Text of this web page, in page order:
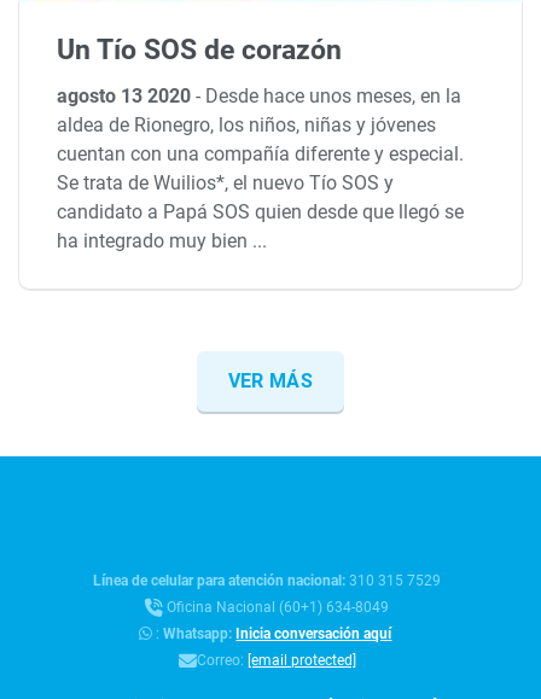
Un Tío SOS de corazón
agosto 13 2020- Desde hace unos meses, en la
aldea de Rionegro, los niños, niñas y jóvenes
cuentan con una compañía diferente y especial.
Se trata de Wuilios*, el nuevo Tío SOS y
candidato a Papá SOS quien desde que llegó se
ha integrado muy bien ...
VER MÁS
Línea de celular para atención nacional:310 315 7529
Oficina Nacional (60+1) 634-8049
:Whatsapp: Inicia conversación aquí
Correo: [email protected]